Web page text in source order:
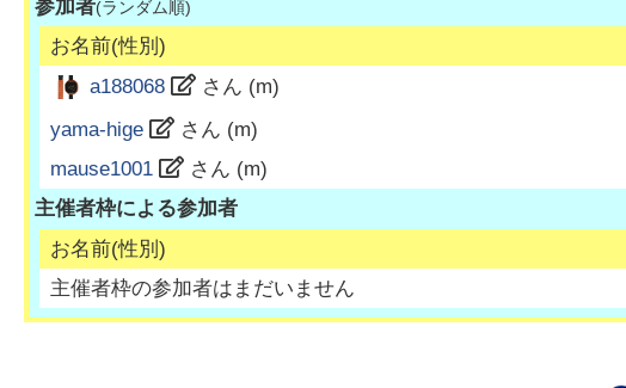
参加者(ランダム順)
お名前(性別)
a188068
さん (m)
yama-hige
さん (m)
mause1001
さん (m)
主催者枠による参加者
お名前(性別)
主催者枠の参加者はまだいません